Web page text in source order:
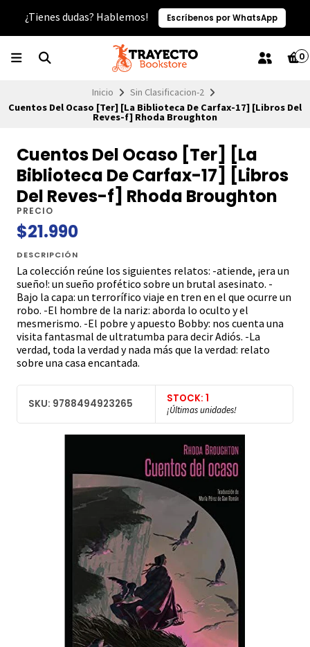
¿Tienes dudas? Hablemos! Escríbenos por WhatsApp
0
Inicio
Sin Clasificacion-2
Cuentos Del Ocaso [Ter] [La Biblioteca De Carfax-17] [Libros Del
Reves-f] Rhoda Broughton
Cuentos Del Ocaso [Ter] [La
Biblioteca De Carfax-17] [Libros
Del Reves-f] Rhoda Broughton
PRECIO
$21.990
DESCRIPCIÓN
La colección reúne los siguientes relatos: -atiende, ¡era un
sueño!: un sueño profético sobre un brutal asesinato. -
Bajo la capa: un terrorífico viaje en tren en el que ocurre un
robo. -El hombre de la nariz: aborda lo oculto y el
mesmerismo. -El pobre y apuesto Bobby: nos cuenta una
visita fantasmal de ultratumba para decir Adiós. -La
verdad, toda la verdad y nada más que la verdad: relato
sobre una casa encantada.
SKU: 9788494923265 STOCK: 1
¡Últimas unidades!